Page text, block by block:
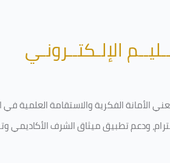
الإلـكتــرونـي
الأمانة الفكرية والاستقامة العلمية
ودعم تطبيق ميثاق الشرف الأكاديمي